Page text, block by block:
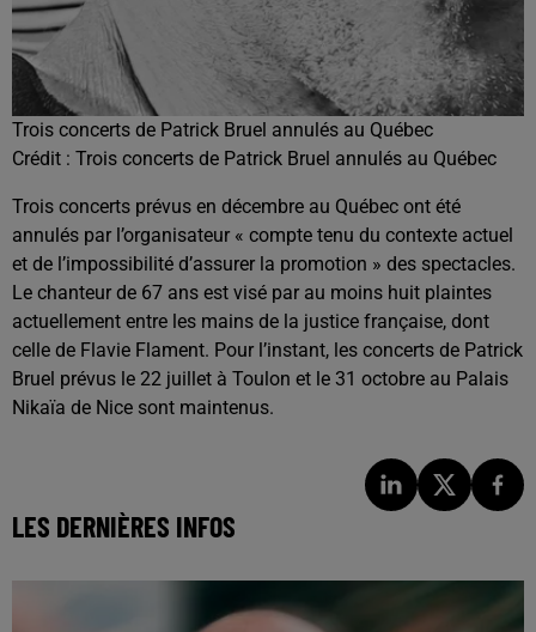
Trois concerts de Patrick Bruel annulés au Québec
Crédit : Trois concerts de Patrick Bruel annulés au Québec
Trois concerts prévus en décembre au Québec ont été
annulés par l’organisateur « compte tenu du contexte actuel
et de l’impossibilité d’assurer la promotion » des spectacles.
Le chanteur de 67 ans est visé par au moins huit plaintes
actuellement entre les mains de la justice française, dont
celle de Flavie Flament. Pour l’instant, les concerts de Patrick
Bruel prévus le 22 juillet à Toulon et le 31 octobre au Palais
Nikaïa de Nice sont maintenus.
LES DERNIÈRES INFOS